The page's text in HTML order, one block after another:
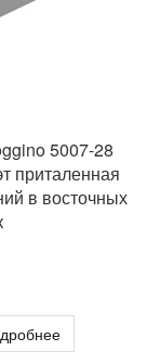
5007-28
приталенная
в восточных